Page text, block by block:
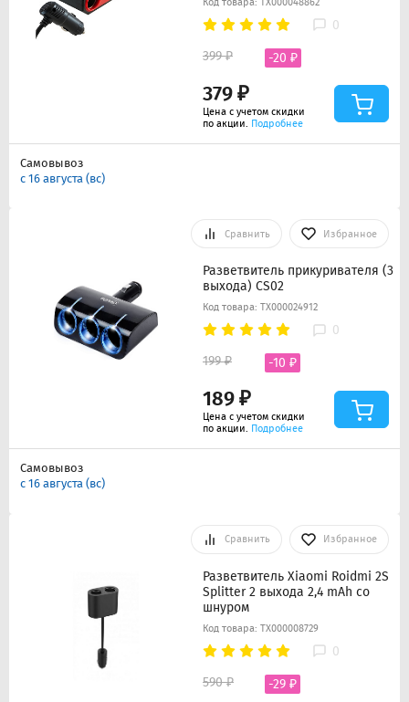
0
379 ₽
399 ₽ -20 ₽
Цена с учетом скидки
по акции. Подробнее
Самовывоз
с 16 августа (вс)
Сравнить Избранное
Разветвитель прикуривателя (3
выхода) CS02
Код товара: ТХ000024912
0
189 ₽
199 ₽ -10 ₽
Цена с учетом скидки
по акции. Подробнее
Самовывоз
с 16 августа (вс)
Сравнить Избранное
Разветвитель Xiaomi Roidmi 2S
Splitter 2 выхода 2,4 mAh со
шнуром
Код товара: ТХ000008729
0
590 ₽ -29 ₽